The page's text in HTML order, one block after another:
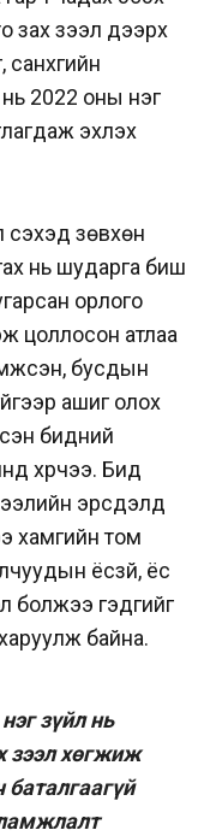
зах зээл дээрх
нь 2022 оны нэг
эхлэх
зөвхөн
нь шударга биш
орлого
цоллосон атлаа
бусдын
ашиг олох
бидний
хүрчээ. Бид
эрсдэлд
хамгийн том
ёсзүй, ёс
болжээ гэдгийг
байна.
зүйл нь
зээл хөгжиж